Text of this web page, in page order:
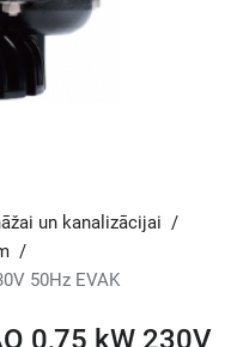
un kanalizācijai /
/
50Hz EVAK
0,75 kW 230V